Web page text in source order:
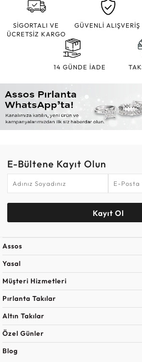
SİGORTALI VE
ÜCRETSİZ KARGO
GÜVENLİ ALIŞVERİŞ
14 GÜNDE İADE
E-Bültene Kayıt Olun
Kayıt Ol
Assos
Yasal
Müşteri Hizmetleri
Pırlanta Takılar
Altın Takılar
Özel Günler
Blog